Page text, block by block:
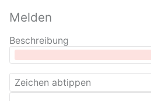
Melden
Beschreibung